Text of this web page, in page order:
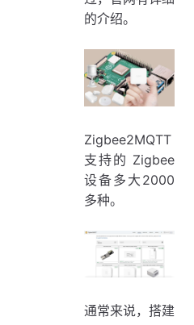
设备联动
项目 API
的介绍。
Zigbee2MQTT
支持的 Zigbee
设备多大2000
多种。
通常来说，搭建